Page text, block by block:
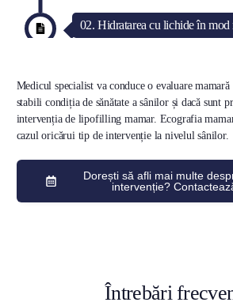
02. Hidratarea cu lichide în mod
Medicul specialist va conduce o evaluare
stabili condiția de sănătate a sânilor și dacă sunt
intervenția de lipofilling mamar. Ecografia
cazul oricărui tip de intervenție la nivelul sânilor.
Dorești să afli mai multe
intervenție?
Întrebări